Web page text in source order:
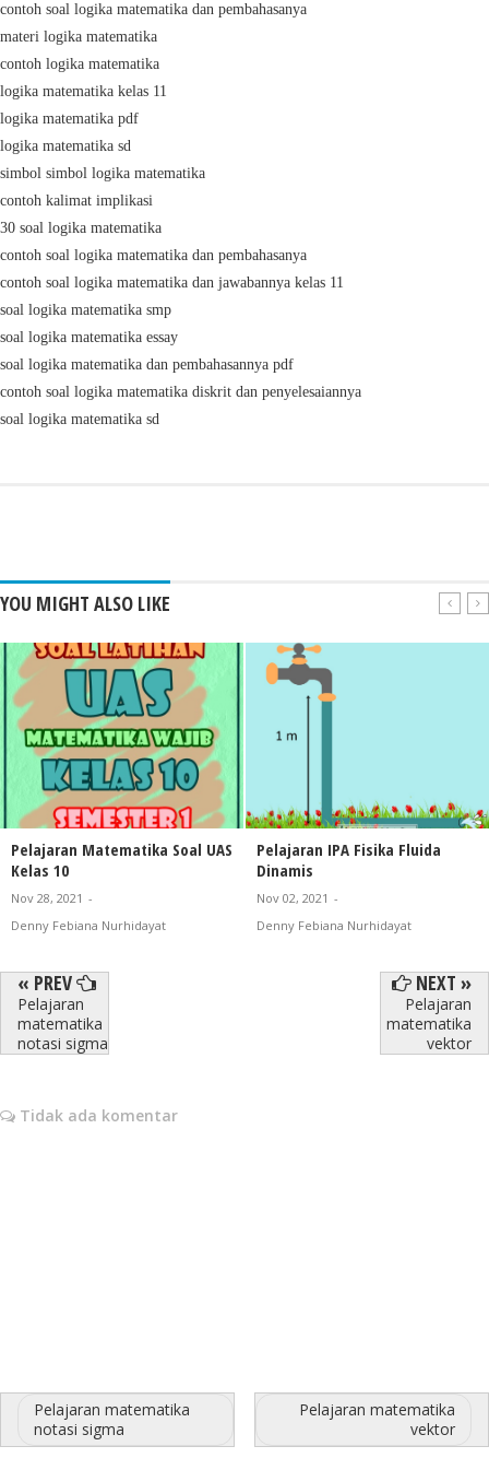
contoh soal logika matematika dan pembahasanya
materi logika matematika
contoh logika matematika
logika matematika kelas 11
logika matematika pdf
logika matematika sd
simbol simbol logika matematika
contoh kalimat implikasi
30 soal logika matematika
contoh soal logika matematika dan pembahasanya
contoh soal logika matematika dan jawabannya kelas 11
soal logika matematika smp
soal logika matematika essay
soal logika matematika dan pembahasannya pdf
contoh soal logika matematika diskrit dan penyelesaiannya
soal logika matematika sd
YOU MIGHT ALSO LIKE
Pelajaran Matematika Soal UAS
Kelas 10
Nov 28, 2021 -
Denny Febiana Nurhidayat
Pelajaran IPA Fisika Fluida
Dinamis
Nov 02, 2021 -
Denny Febiana Nurhidayat
« PREV
Pelajaran
matematika
notasi sigma
NEXT »
Pelajaran
matematika
vektor
Tidak ada komentar
Pelajaran matematika
notasi sigma
Pelajaran matematika
vektor